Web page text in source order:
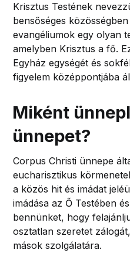
Krisztus Testének
bensőséges
evangéliumok egy olyan
amelyben Krisztus a fő.
Egyház egységét és
figyelem középpontjába
Miként
ünnepet?
Corpus Christi ünnepe
eucharisztikus
a közös hit és imádat
imádása az Ő Testében
bennünket, hogy
osztatlan szeretet
mások szolgálatára.